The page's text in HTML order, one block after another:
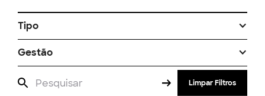
Tipo
Gestão
Limpar Filtros